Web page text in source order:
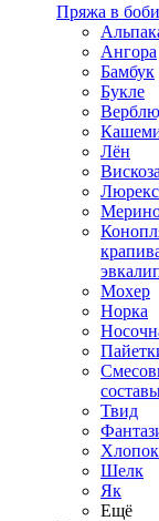
Пряжа в
Ангора
Бамбук
Букле
Лён
Вискоза
Люрекс
Мохер
Норка
Твид
Хлопок
Шелк
Як
Ещё